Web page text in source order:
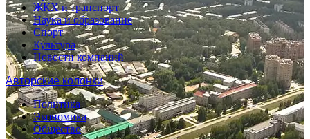
ЖКХ и транспорт
Наука и образование
Спорт
Культура
Новости компаний
Авторские колонки
Политика
Экономика
Общество